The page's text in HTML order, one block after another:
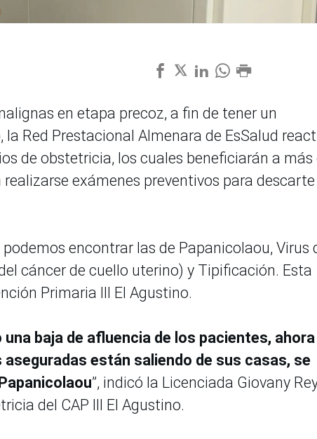
en etapa precoz, a fin de tener un
Red Prestacional Almenara de EsSalud
de obstetricia, los cuales beneficiarán a más
exámenes preventivos para
encontrar las de Papanicolaou, Virus
cáncer de cuello uterino) y Tipificación. Esta
Primaria III El Agustino.
baja de afluencia de los pacientes,
están saliendo de sus casas, se
”, indicó la Licenciada Giovany
del CAP III El Agustino.